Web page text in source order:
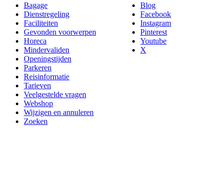
Bagage
Dienstregeling
Faciliteiten
Gevonden voorwerpen
Horeca
Mindervaliden
Openingstijden
Parkeren
Reisinformatie
Tarieven
Veelgestelde vragen
Webshop
Wijzigen en annuleren
Zoeken
Blog
Facebook
Instagram
Pinterest
Youtube
X